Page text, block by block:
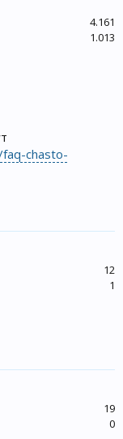
4.161
1.013
chasto-
12
1
19
0